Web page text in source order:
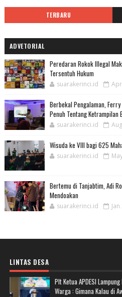
TERBARU
ADVETORIAL
Peredaran Rokok Illegal
Tersentuh Hukum
suarakerinci.id
Berbekal Pengalaman,
Penuh Tentang Ketrampilan
suarakerinci.id
Wisuda ke VIII bagi 625
suarakerinci.id
Bertemu di Tanjabtim, Adi
Mendoakan
suarakerinci.id
LINTAS DESA
Plt Ketua APDESI
Warga : Gimana Kalau di